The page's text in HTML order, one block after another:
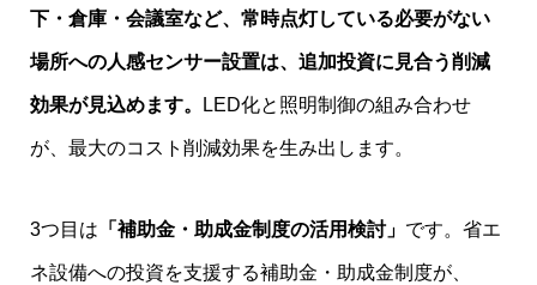
下・倉庫・会議室など、常時点灯している必要がない
場所への人感センサー設置は、追加投資に見合う削減
効果が見込めます。 LED化と照明制御の組み合わせ
が、最大のコスト削減効果を生み出します。
3つ目は 「補助金・助成金制度の活用検討」 です。省エ
ネ設備への投資を支援する補助金・助成金制度が、